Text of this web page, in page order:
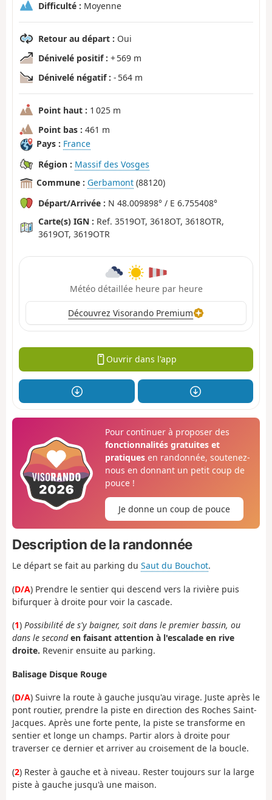
Difficulté : Moyenne
Retour au départ : Oui
Dénivelé positif : + 569 m
Dénivelé négatif : - 564 m
Point haut : 1 025 m
Point bas : 461 m
Pays : France
Région : Massif des Vosges
Commune : Gerbamont (88120)
Départ/Arrivée : N 48.009898° / E 6.755408°
Carte(s) IGN : Ref. 3519OT, 3618OT, 3618OTR,
3619OT, 3619OTR
Météo détaillée heure par heure
Découvrez Visorando Premium
Ouvrir dans l'app
Pour continuer à proposer des
fonctionnalités gratuites et
pratiquesen randonnée, soutenez-
nous en donnant un petit coup de
pouce !
Je donne un coup de pouce
Description de la randonnée
Le départ se fait au parking du Saut du Bouchot.
(D/A) Prendre le sentier qui descend vers la rivière puis
bifurquer à droite pour voir la cascade.
(1) Possibilité de s'y baigner, soit dans le premier bassin, ou
dans le second en faisant attention à l'escalade en rive
droite. Revenir ensuite au parking.
Balisage Disque Rouge
(D/A) Suivre la route à gauche jusqu'au virage. Juste après le
pont routier, prendre la piste en direction des Roches Saint-
Jacques. Après une forte pente, la piste se transforme en
sentier et longe un champs. Partir alors à droite pour
traverser ce dernier et arriver au croisement de la boucle.
(2) Rester à gauche et à niveau. Rester toujours sur la large
piste à gauche jusqu'à une maison.